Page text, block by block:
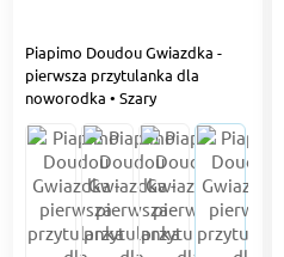
Piapimo Doudou Gwiazdka -
pierwsza przytulanka dla
noworodka • Szary